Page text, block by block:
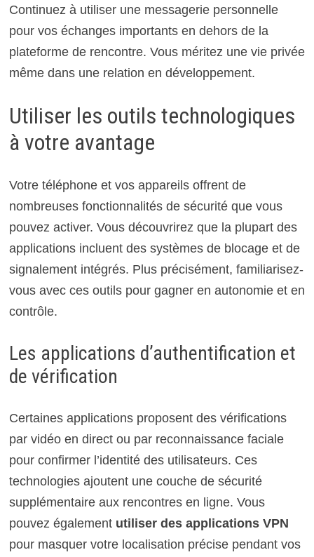
Continuez à utiliser une messagerie personnelle
pour vos échanges importants en dehors de la
plateforme de rencontre. Vous méritez une vie privée
même dans une relation en développement.
Utiliser les outils technologiques
à votre avantage
Votre téléphone et vos appareils offrent de
nombreuses fonctionnalités de sécurité que vous
pouvez activer. Vous découvrirez que la plupart des
applications incluent des systèmes de blocage et de
signalement intégrés. Plus précisément, familiarisez-
vous avec ces outils pour gagner en autonomie et en
contrôle.
Les applications d’authentification et
de vérification
Certaines applications proposent des vérifications
par vidéo en direct ou par reconnaissance faciale
pour confirmer l’identité des utilisateurs. Ces
technologies ajoutent une couche de sécurité
supplémentaire aux rencontres en ligne. Vous
pouvez également utiliser des applications VPN
pour masquer votre localisation précise pendant vos